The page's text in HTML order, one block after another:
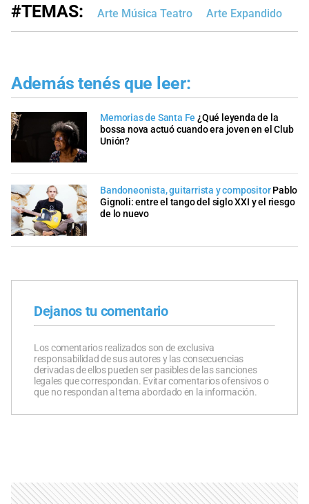
#TEMAS: Arte Música Teatro Arte Expandido
Además tenés que leer:
Memorias de Santa Fe ¿Qué leyenda de la
bossa nova actuó cuando era joven en el Club
Unión?
Bandoneonista, guitarrista y compositor Pablo
Gignoli: entre el tango del siglo XXI y el riesgo
de lo nuevo
Dejanos tu comentario
Los comentarios realizados son de exclusiva
responsabilidad de sus autores y las consecuencias
derivadas de ellos pueden ser pasibles de las sanciones
legales que correspondan. Evitar comentarios ofensivos o
que no respondan al tema abordado en la información.